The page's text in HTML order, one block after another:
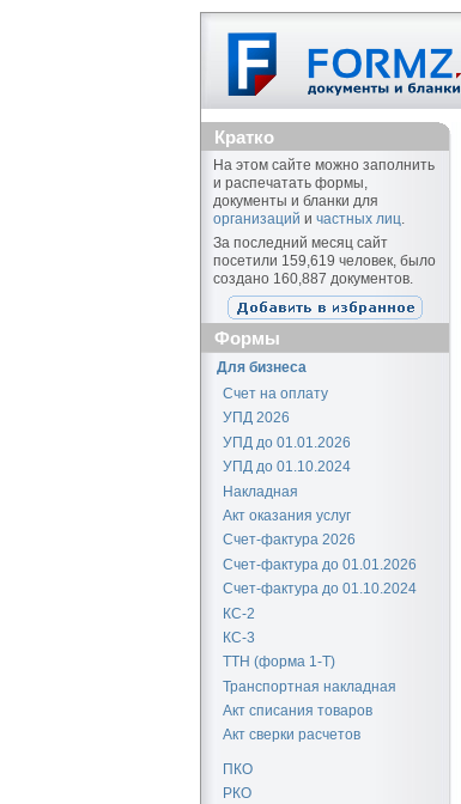
Кратко
На этом сайте можно заполнить
и распечатать формы,
документы и бланки для
организаций и частных лиц.
За последний месяц сайт
посетили 159,619 человек, было
создано 160,887 документов.
Формы
Для бизнеса
Счет на оплату
УПД 2026
УПД до 01.01.2026
УПД до 01.10.2024
Накладная
Акт оказания услуг
Счет-фактура 2026
Счет-фактура до 01.01.2026
Счет-фактура до 01.10.2024
КС-2
КС-3
ТТН (форма 1-Т)
Транспортная накладная
Акт списания товаров
Акт сверки расчетов
ПКО
РКО